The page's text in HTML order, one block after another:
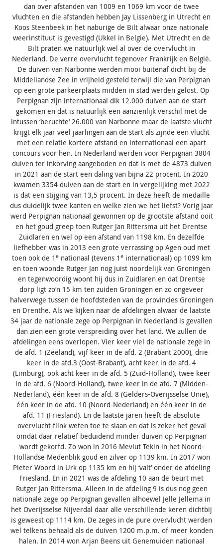
dan over afstanden van 1009 en 1069 km voor de twee
vluchten en die afstanden hebben Jay Lissenberg in Utrecht en
Koos Steenbeek in het naburige de Bilt alwaar onze nationale
weerinstituut is gevestigd (Ukkel in Belgie). Met Utrecht en de
Bilt praten we natuurlijk wel al over de overvlucht in
Nederland. De verre overvlucht tegenover Frankrijk en België.
De duiven van Narbonne werden mooi buitenaf dicht bij de
Middellandse Zee in vrijheid gesteld terwijl die van Perpignan
op een grote parkeerplaats midden in stad werden gelost. Op
Perpignan zijn internationaal dik 12.000 duiven aan de start
gekomen en dat is natuurlijk een aanzienlijk verschil met de
intussen ‘beruchte‘ 26.000 van Narbonne maar de laatste vlucht
krijgt elk jaar veel jaarlingen aan de start als zijnde een vlucht
met een relatie kortere afstand en internationaal een apart
concours voor hen. In Nederland werden voor Perpignan 3804
duiven ter inkorving aangeboden en dat is met de 4873 duiven
in 2021 aan de start een daling van bijna 22 procent. In 2020
kwamen 3354 duiven aan de start en in vergelijking met 2022
is dat een stijging van 13,5 procent. In deze heeft de medaille
dus duidelijk twee kanten en welke zien we het liefst? Vorig jaar
werd Perpignan nationaal gewonnen op de grootste afstand ooit
en het goud greep toen Rutger Jan Rittersma uit het Drentse
Zuidlaren en wel op een afstand van 1198 km. En dezelfde
liefhebber was in 2013 een grote verrassing op Agen oud met
toen ook de 1 enationaal (tevens 1 einternationaal) op 1099 km
en toen woonde Rutger Jan nog juist noordelijk van Groningen
en tegenwoordig woont hij dus in Zuidlaren en dat Drentse
dorp ligt zo‘n 15 km ten zuiden Groningen en zo ongeveer
halverwege tussen de hoofdsteden van de provincies Groningen
en Drenthe. Als we kijken naar de afdelingen alwaar de laatste
34 jaar de nationale zege op Perpignan in Nederland is gevallen
dan zien een grote verspreiding over het land. We zullen de
afdelingen eens overlopen. Vier keer viel de nationale zege in
de afd. 1 (Zeeland), vijf keer in de afd. 2 (Brabant 2000), drie
keer in de afd.3 (Oost-Brabant), acht keer in de afd. 4
(Limburg), ook acht keer in de afd. 5 (Zuid-Holland), twee keer
in de afd. 6 (Noord-Holland), twee keer in de afd. 7 (Midden-
Nederland), één keer in de afd. 8 (Gelders-Overijsselse Unie),
één keer in de afd. 10 (Noord-Nederland) en één keer in de
afd. 11 (Friesland). En de laatste jaren heeft de absolute
overvlucht flink weten toe te slaan en dat is zeker het geval
omdat daar relatief beduidend minder duiven op Perpignan
wordt gekorfd. Zo won in 2016 Mevlüt Tekin in het Noord-
Hollandse Medenblik goud en zilver op 1139 km. In 2017 won
Pieter Woord in Urk op 1135 km en hij ‘valt‘ onder de afdeling
Friesland. En in 2021 was de afdeling 10 aan de beurt met
Rutger Jan Rittersma. Alleen in de afdeling 9 is dus nog geen
nationale zege op Perpignan gevallen alhoewel Jelle Jellema in
het Overijsselse Nijverdal daar alle verschillende keren dichtbij
is geweest op 1114 km. De zeges in de pure overvlucht werden
wel telkens behaald als de duiven 1200 m.p.m. of meer konden
halen. In 2014 won Arjan Beens uit Genemuiden nationaal